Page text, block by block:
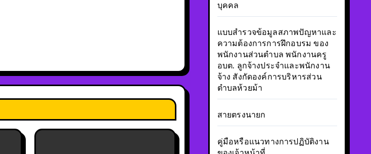
บุคคล
แบบสำรวจข้อมูลสภาพปัญหาและ
ความต้องการการฝึกอบรม ของ
พนักงานส่วนตำบล พนักงานครู
อบต. ลูกจ้างประจำและพนักงาน
จ้าง สังกัดองค์การบริหารส่วน
ตำบลห้วยม้า
สายตรงนายก
คู่มือหรือแนวทางการปฏิบัติงาน